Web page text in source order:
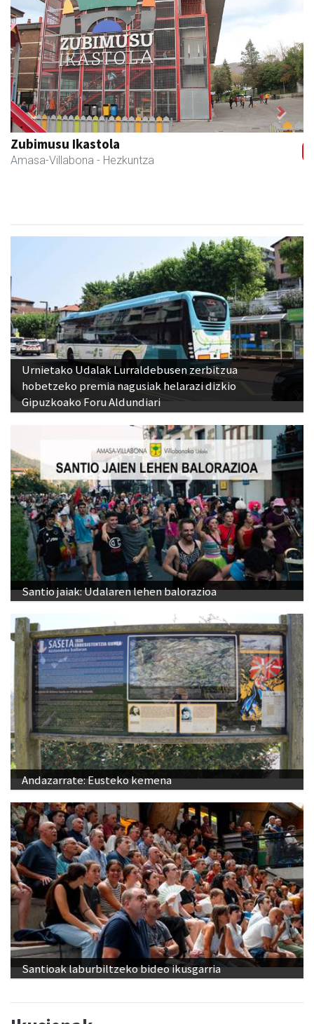
Zubimusu Ikastola
Amasa-Villabona - Hezkuntza
Previous Next
Urnietako Udalak Lurraldebusen zerbitzua
hobetzeko premia nagusiak helarazi dizkio
Gipuzkoako Foru Aldundiari
Santio jaiak: Udalaren lehen balorazioa
Andazarrate: Eusteko kemena
Santioak laburbiltzeko bideo ikusgarria